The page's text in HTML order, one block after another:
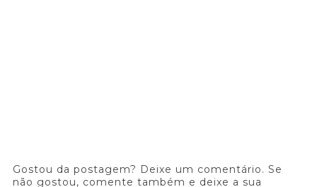
Gostou da postagem? Deixe um comentário. Se
não gostou, comente também e deixe a sua